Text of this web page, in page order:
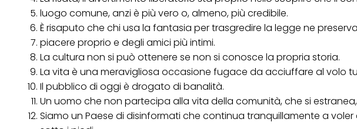
luogo comune, anzi è più vero o, almeno, più credibile.
È risaputo che chi usa la fantasia per trasgredire la legge ne
piacere proprio e degli amici più intimi.
La cultura non si può ottenere se non si conosce la propria storia.
La vita è una meravigliosa occasione fugace da acciuffare al volo
Il pubblico di oggi è drogato di banalità.
Un uomo che non partecipa alla vita della comunità, che si
Siamo un Paese di disinformati che continua tranquillamente a